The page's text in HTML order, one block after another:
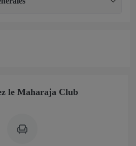
le Maharaja Club